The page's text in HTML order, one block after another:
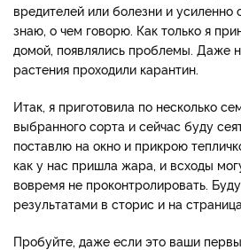
вредителей или болезни и усиленно
знаю, о чем говорю. Как только я
домой, появлялись проблемы. Даже
растения проходили карантин.
Итак, я приготовила по несколько
выбранного сорта и сейчас буду
поставлю на окно и прикрою
как у нас пришла жара, и всходы
вовремя не проконтролировать.
результатами в сторис и на
Пробуйте, даже если это ваши